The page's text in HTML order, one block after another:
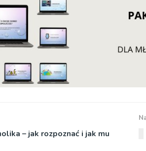
– jak rozpoznać i jak mu